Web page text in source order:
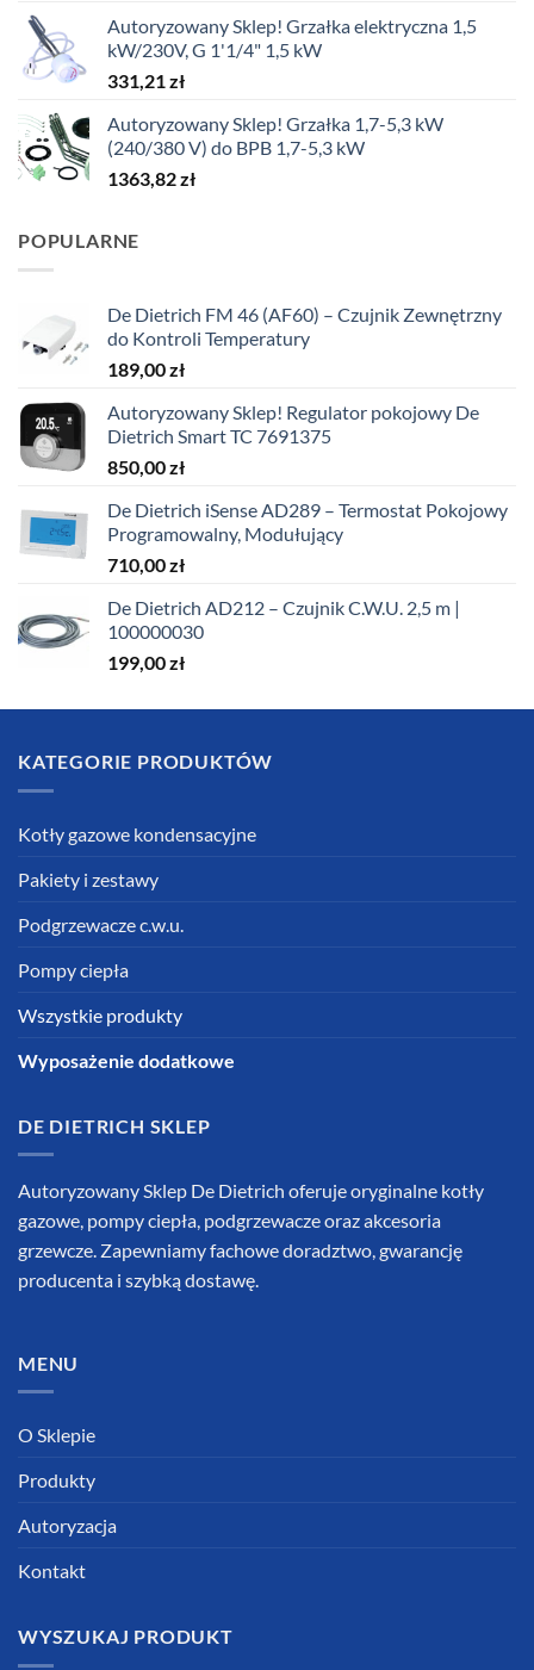
Autoryzowany Sklep! Grzałka elektryczna 1,5
kW/230V, G 1'1/4" 1,5 kW
331,21zł
Autoryzowany Sklep! Grzałka 1,7-5,3 kW
(240/380 V) do BPB 1,7-5,3 kW
1363,82zł
POPULARNE
De Dietrich FM 46 (AF60) – Czujnik Zewnętrzny
do Kontroli Temperatury
189,00zł
Autoryzowany Sklep! Regulator pokojowy De
Dietrich Smart TC 7691375
850,00zł
De Dietrich iSense AD289 – Termostat Pokojowy
Programowalny, Modułujący
710,00zł
De Dietrich AD212 – Czujnik C.W.U. 2,5 m |
100000030
199,00zł
KATEGORIE PRODUKTÓW
Kotły gazowe kondensacyjne
Pakiety i zestawy
Podgrzewacze c.w.u.
Pompy ciepła
Wszystkie produkty
Wyposażenie dodatkowe
DE DIETRICH SKLEP
Autoryzowany Sklep De Dietrich oferuje oryginalne kotły
gazowe, pompy ciepła, podgrzewacze oraz akcesoria
grzewcze. Zapewniamy fachowe doradztwo, gwarancję
producenta i szybką dostawę.
MENU
O Sklepie
Produkty
Autoryzacja
Kontakt
WYSZUKAJ PRODUKT